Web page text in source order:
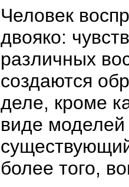
Человек
двояко:
различных
создаются
деле, кроме
виде
более того,